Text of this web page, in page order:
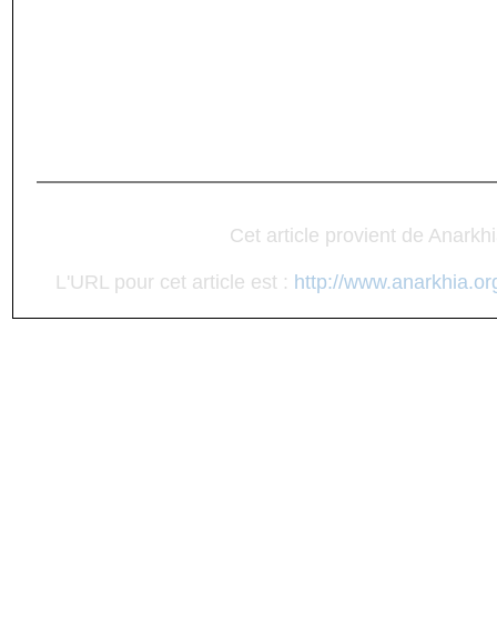
Cet article provient de
L'URL pour cet article est : http://